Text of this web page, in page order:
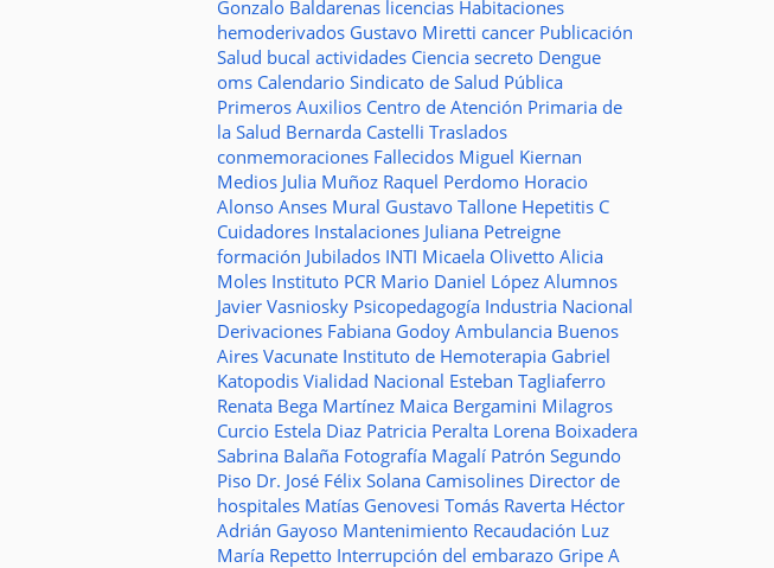
Gonzalo Baldarenas licencias Habitaciones
hemoderivados Gustavo Miretti cancer Publicación
Salud bucal actividades Ciencia secreto Dengue
oms Calendario Sindicato de Salud Pública
Primeros Auxilios Centro de Atención Primaria de
la Salud Bernarda Castelli Traslados
conmemoraciones Fallecidos Miguel Kiernan
Medios Julia Muñoz Raquel Perdomo Horacio
Alonso Anses Mural Gustavo Tallone Hepetitis C
Cuidadores Instalaciones Juliana Petreigne
formación Jubilados INTI Micaela Olivetto Alicia
Moles Instituto PCR Mario Daniel López Alumnos
Javier Vasniosky Psicopedagogía Industria Nacional
Derivaciones Fabiana Godoy Ambulancia Buenos
Aires Vacunate Instituto de Hemoterapia Gabriel
Katopodis Vialidad Nacional Esteban Tagliaferro
Renata Bega Martínez Maica Bergamini Milagros
Curcio Estela Diaz Patricia Peralta Lorena Boixadera
Sabrina Balaña Fotografía Magalí Patrón Segundo
Piso Dr. José Félix Solana Camisolines Director de
hospitales Matías Genovesi Tomás Raverta Héctor
Adrián Gayoso Mantenimiento Recaudación Luz
María Repetto Interrupción del embarazo Gripe A